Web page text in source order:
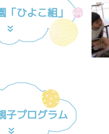
「ひよこ組」
子プログラム